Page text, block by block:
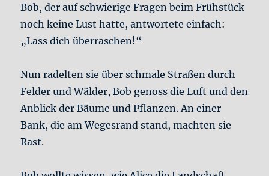
Bob, der auf schwierige Fragen beim Frühstück
noch keine Lust hatte, antwortete einfach:
„Lass dich überraschen!“
Nun radelten sie über schmale Straßen durch
Felder und Wälder, Bob genoss die Luft und den
Anblick der Bäume und Pflanzen. An einer
Bank, die am Wegesrand stand, machten sie
Rast.